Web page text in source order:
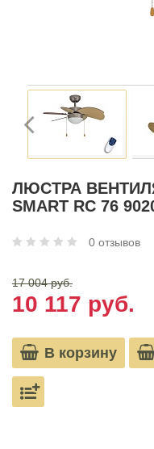
ЛЮСТРА
SMART RC 76
0 отзывов
17 004 руб.
10 117 руб.
В корзину